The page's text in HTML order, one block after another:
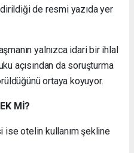
de resmi yazıda yer
yalnızca idari bir ihlal
açısından da soruşturma
ortaya koyuyor.
Mİ?
ise otelin kullanım şekline